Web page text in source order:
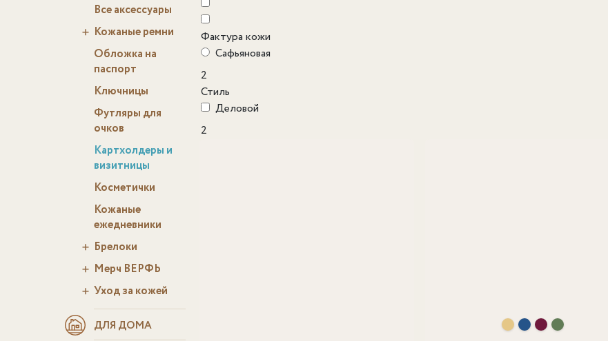
Все аксессуары
Кожаные ремни
Обложка на
паспорт
Ключницы
Футляры для
очков
Картхолдеры и
визитницы
Косметички
Кожаные
ежедневники
Брелоки
Мерч ВЕРФЬ
Уход за кожей
ДЛЯ ДОМА
Фактура кожи
Сафьяновая
2
Стиль
Деловой
2